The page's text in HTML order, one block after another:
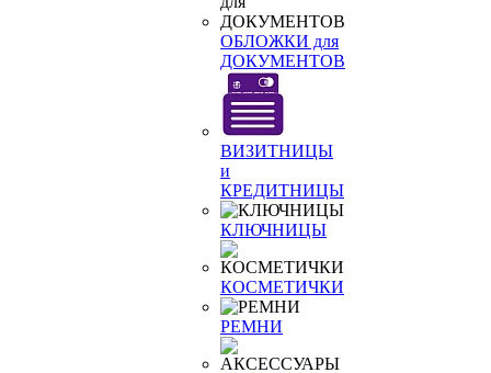
ОБЛОЖКИ для
ДОКУМЕНТОВ
ВИЗИТНИЦЫ
и
КРЕДИТНИЦЫ
КЛЮЧНИЦЫ
КОСМЕТИЧКИ
РЕМНИ